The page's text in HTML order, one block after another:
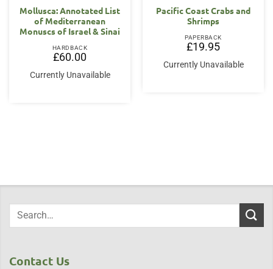
Mollusca: Annotated List
of Mediterranean
Monuscs of Israel & Sinai
HARDBACK
£60.00
Currently Unavailable
Pacific Coast Crabs and
Shrimps
PAPERBACK
£19.95
Currently Unavailable
Contact Us